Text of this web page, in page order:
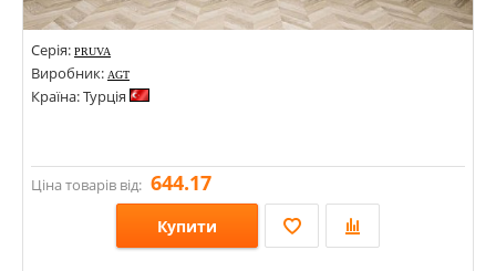
Серія: PRUVA
Виробник: AGT
Країна: Турція
Ціна товарів від: 644.17
Купити